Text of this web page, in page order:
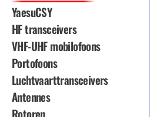
YaesuCSY
HF transceivers
VHF-UHF mobilofoons
Portofoons
Luchtvaarttransceivers
Antennes
Rotoren